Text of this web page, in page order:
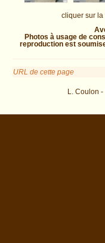
cliquer sur
Photos à usage de
reproduction est
URL de cette page
L. Coulon